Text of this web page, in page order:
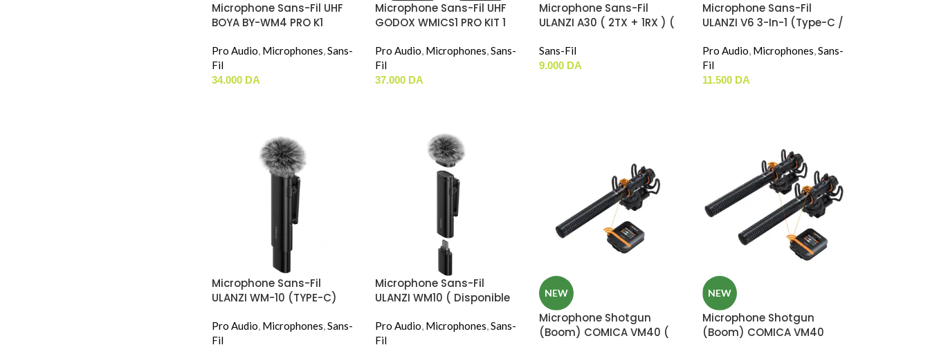
Microphone Sans-Fil UHF
BOYA BY-WM4 PRO K1
Pro Audio, Microphones,Sans-
Fil
34.000 DA
Microphone Sans-Fil UHF
GODOX WMICS1 PRO KIT 1
Pro Audio, Microphones,Sans-
Fil
37.000 DA
Microphone Sans-Fil
ULANZI A30 ( 2TX + 1RX ) (
Lightning Inclu ) « Blanc »
Sans-Fil
9.000 DA
Microphone Sans-Fil
ULANZI V6 3-In-1 (Type-C /
Pro Audio, Microphones,Sans-
Fil
11.500 DA
Microphone Sans-Fil
ULANZI WM-10 (TYPE-C)
Pro Audio, Microphones,Sans-
Fil
Microphone Sans-Fil
ULANZI WM10 ( Disponible
Pro Audio, Microphones,Sans-
Fil
NEW
Microphone Shotgun
(Boom) COMICA VM40 (
NEW
Microphone Shotgun
(Boom) COMICA VM40